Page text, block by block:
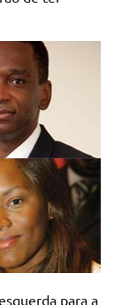
para a